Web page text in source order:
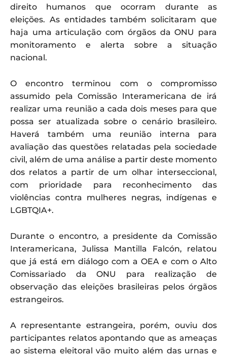
direito humanos que ocorram durante as
eleições. As entidades também solicitaram que
haja uma articulação com órgãos da ONU para
monitoramento e alerta sobre a situação
nacional.
O encontro terminou com o compromisso
assumido pela Comissão Interamericana de irá
realizar uma reunião a cada dois meses para que
possa ser atualizada sobre o cenário brasileiro.
Haverá também uma reunião interna para
avaliação das questões relatadas pela sociedade
civil, além de uma análise a partir deste momento
dos relatos a partir de um olhar interseccional,
com prioridade para reconhecimento das
violências contra mulheres negras, indígenas e
LGBTQIA+.
Durante o encontro, a presidente da Comissão
Interamericana, Julissa Mantilla Falcón, relatou
que já está em diálogo com a OEA e com o Alto
Comissariado da ONU para realização de
observação das eleições brasileiras pelos órgãos
estrangeiros.
A representante estrangeira, porém, ouviu dos
participantes relatos apontando que as ameaças
ao sistema eleitoral vão muito além das urnas e